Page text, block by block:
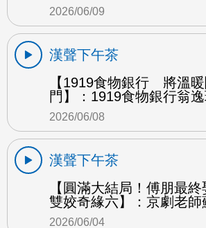
2026/06/09
漢聲下午茶
【1919食物銀行 將溫
門】：1919食物銀行翁
2026/06/08
漢聲下午茶
【圓滿大結局！傅朋最終
雙姣奇緣六】：京劇老師
2026/06/04